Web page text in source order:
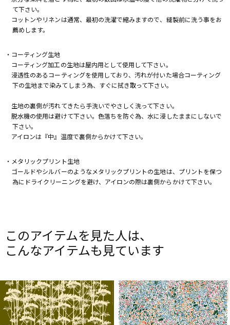
て下さい。
コットンやリネンは通常、最初の洗濯で縮みますので、縫製前に洗う事をお
薦めします。
・コーティング生地
コーティング加工の生地は屋内用として使用して下さい。
浸透性のあるコーティングを使用しており、汚れが付いた場合コーティング
下の生地まで染みてしまう為、すぐに拭き取って下さい。
生地の裏側が汚れてきたら手洗いでやさしく洗って下さい。
脱水機の使用は避けて下さい。色落ちを防ぐ為、水に浸したままにしないで
下さい。
アイロンは『中』温度で裏側からかけて下さい。
・メタリックプリント生地
ゴールドやシルバーのようなメタリックプリントの生地は、プリントを保つ
為にドライクリーニングを避け、アイロンの際は裏側からかけて下さい。
このアイテムを見た人は、
こんなアイテムも見ています